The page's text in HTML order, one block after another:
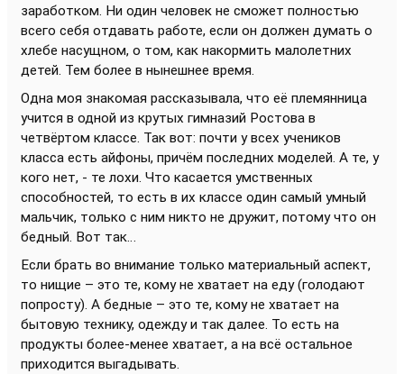
заработком. Ни один человек не сможет полностью
всего себя отдавать работе, если он должен думать о
хлебе насущном, о том, как накормить малолетних
детей. Тем более в нынешнее время.
Одна моя знакомая рассказывала, что её племянница
учится в одной из крутых гимназий Ростова в
четвёртом классе. Так вот: почти у всех учеников
класса есть айфоны, причём последних моделей. А те, у
кого нет, - те лохи. Что касается умственных
способностей, то есть в их классе один самый умный
мальчик, только с ним никто не дружит, потому что он
бедный. Вот так…
Если брать во внимание только материальный аспект,
то нищие – это те, кому не хватает на еду (голодают
попросту). А бедные – это те, кому не хватает на
бытовую технику, одежду и так далее. То есть на
продукты более-менее хватает, а на всё остальное
приходится выгадывать.